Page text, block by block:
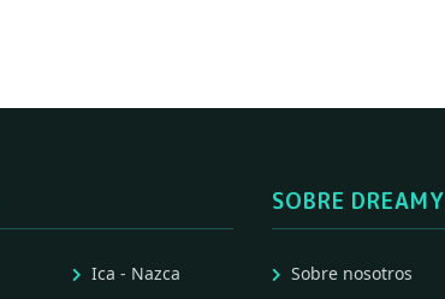
Ica - Nazca
SOBRE DREAMY
Sobre nosotros